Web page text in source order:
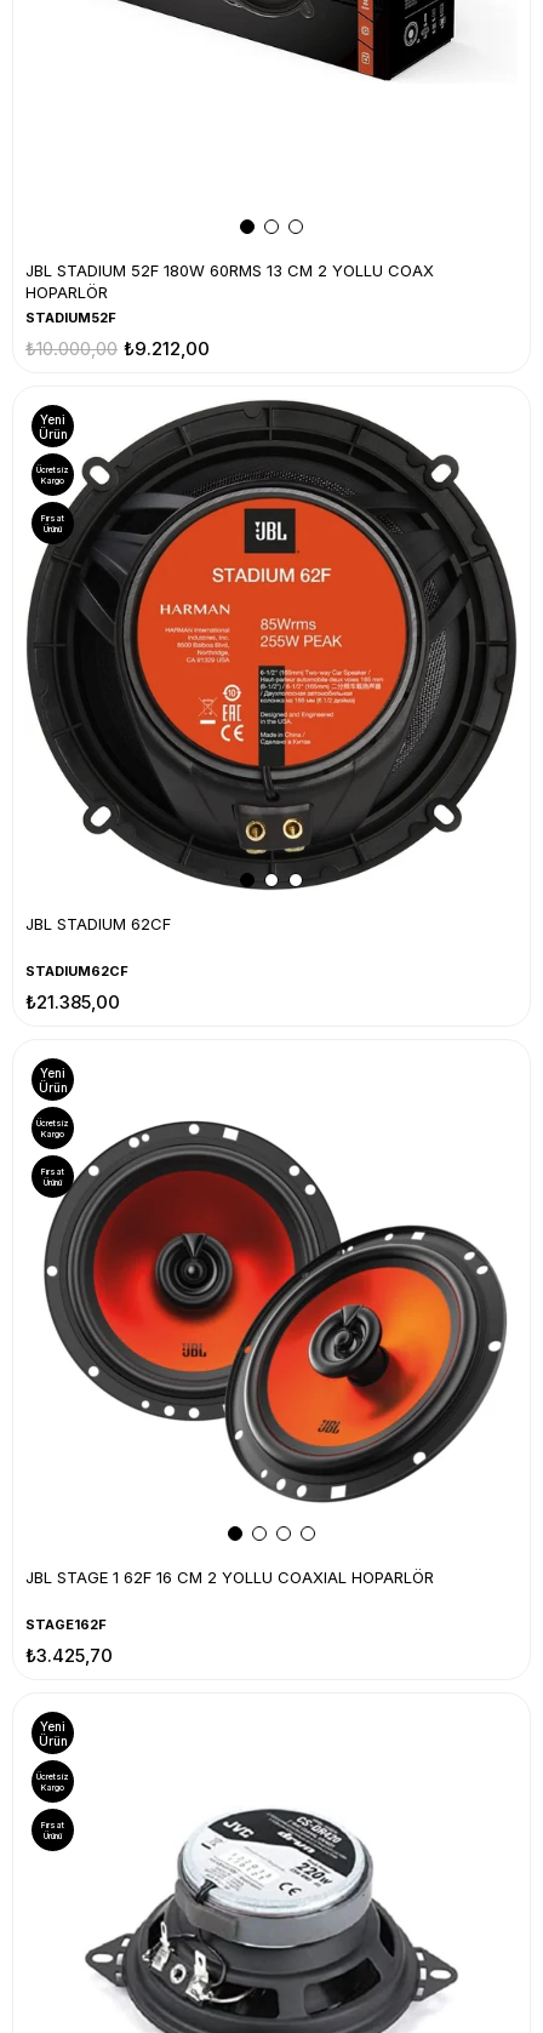
JBL STADIUM 52F 180W 60RMS 13 CM 2 YOLLU COAX
HOPARLÖR
STADIUM52F
₺9.212,00
₺10.000,00
JBL STADIUM 62CF
STADIUM62CF
₺21.385,00
Yeni
Ürün
Ücretsiz
Kargo
Fırsat
Ürünü
JBL STAGE 1 62F 16 CM 2 YOLLU COAXIAL HOPARLÖR
STAGE162F
₺3.425,70
Yeni
Ürün
Ücretsiz
Kargo
Fırsat
Ürünü
Yeni
Ürün
Ücretsiz
Kargo
Fırsat
Ürünü